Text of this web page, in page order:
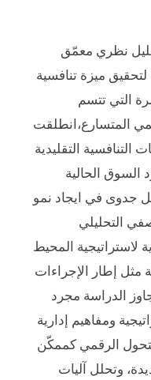
نظري معمّق
لتحقيق ميزة تنافسية
التي تتسم
المتسارع،انطلقت
التنافسية التقليدية
السوق الحالية
جدوى في ايجاد نمو
التحليلي
المحيط
مثل إطار الإجراءات
الدراسة مجرد
ومفاهيم إدارية
الرقمي كممكّن
وتحلل آليات